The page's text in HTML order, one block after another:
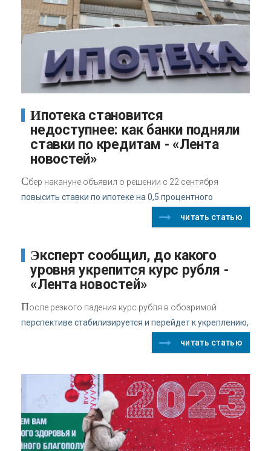
Ипотека становится
недоступнее: как банки подняли
ставки по кредитам - «Лента
новостей»
Сбер накануне объявил о решении с 22 сентября
повысить ставки по ипотеке на 0,5 процентного
читать статью
Эксперт сообщил, до какого
уровня укрепится курс рубля -
«Лента новостей»
После резкого падения курс рубля в обозримой
перспективе стабилизируется и перейдет к укреплению,
читать статью